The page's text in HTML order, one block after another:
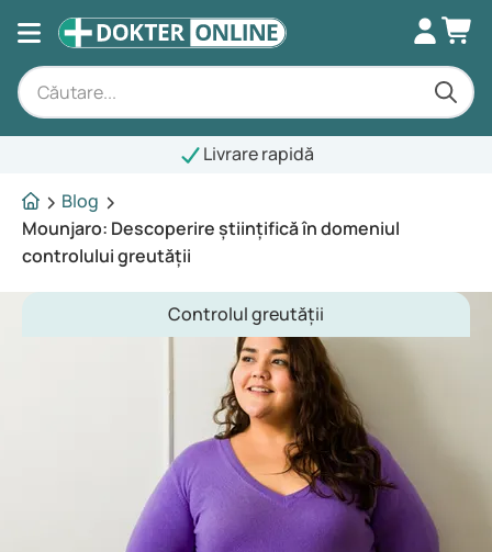
Livrare rapidă
Blog
Mounjaro: Descoperire științifică în domeniul
controlului greutății
Controlul greutății